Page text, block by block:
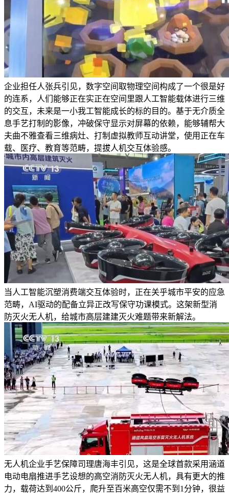
企业担任人张兵引见，数字空间取物理空间构成了一个很是好
的连系，人们能够正在实正在空间里跟人工智能载体进行三维
的交互，未来是一小我工智能成长的标的目的。基于无介质全
息手艺打制的影像，冲破保守显示对屏幕的依赖，能够辅帮大
夫曲不雅查看三维病灶、打制虚拟教师互动讲堂，使用正在车
载、医疗、教育等范畴，提拔人机交互体验感。
当人工智能沉塑消费端交互体验时，正在关乎城市平安的应急
范畴，AI驱动的配备立异正改写保守功课模式。这架新型消
防灭火无人机，给城市高层建建灭火难题带来新解法。
无人机企业手艺保障司理唐海丰引见，这是全球首款采用涵道
电动电扇推进手艺设想的高空消防灭火无人机，具有更大的推
力，载荷达到400公斤，爬升至百米高空仅需不到1分钟，很益